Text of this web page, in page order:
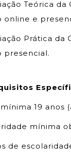
Teórica
online e
Prática da
presencial.
19 anos
mínima
de